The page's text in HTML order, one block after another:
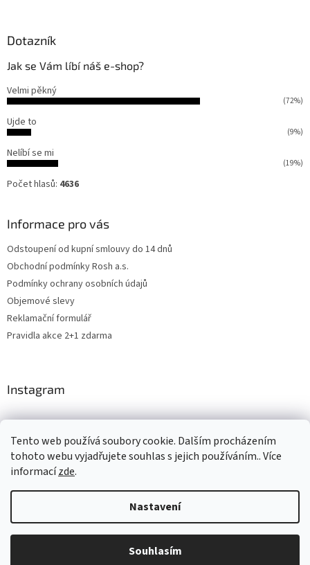
Tento web používá soubory cookie. Dalším procházením
tohoto webu vyjadřujete souhlas s jejich používáním.. Více
informacízde.
Nastavení
Souhlasím
Dotazník
Jak se Vám líbí náš e-shop?
Velmi pěkný
(72%)
Ujde to
(9%)
Nelíbí se mi
(19%)
Počet hlasů: 4636
Informace pro vás
Odstoupení od kupní smlouvy do 14 dnů
Obchodní podmínky Rosh a.s.
Podmínky ochrany osobních údajů
Objemové slevy
Reklamační formulář
Pravidla akce 2+1 zdarma
Instagram
Levne4you.cz CARDAMON Online Magazín
Vytvořil Shoptet
ROSH.cz. Všechna práva vyhrazena.